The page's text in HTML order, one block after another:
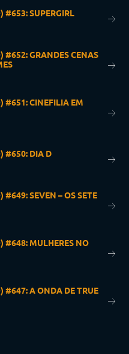
#653: SUPERGIRL
#652: GRANDES CENAS
#651: CINEFILIA EM
#650: DIA D
SEVEN – OS SETE
#648: MULHERES NO
#647: A ONDA DE TRUE